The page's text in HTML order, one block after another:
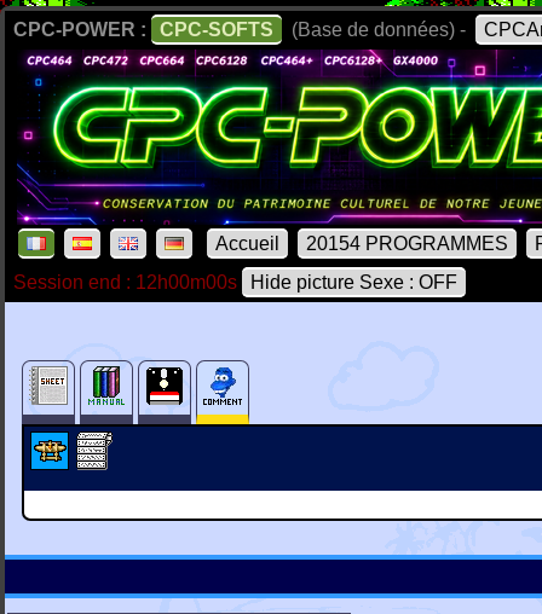
CPC-POWER : CPC-SOFTS (Base de données) -
Accueil 20154 PROGRAMMES
Session end : 12h00m00s
Hide picture Sexe : OFF